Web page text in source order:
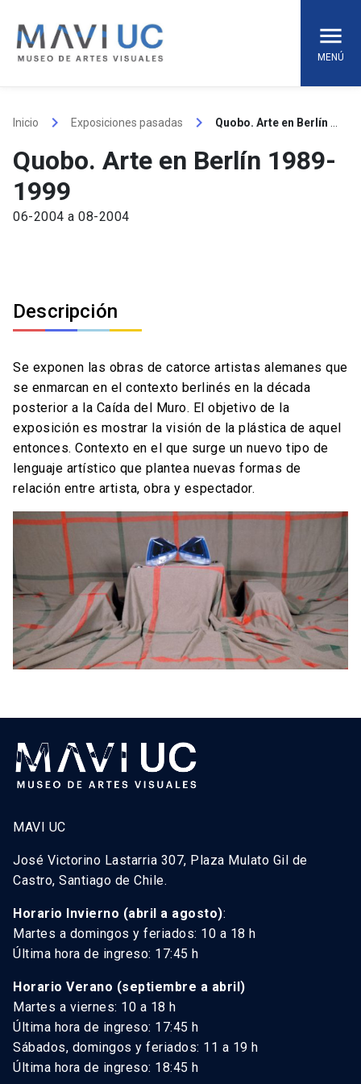
content
MENÚ
Inicio keyboard_arrow_right Exposiciones pasadas keyboard_arrow_right
Quobo. Arte en Berlín 1989-
1999
06-2004 a 08-2004
Descripción
Se exponen las obras de catorce artistas alemanes que
se enmarcan en el contexto berlinés en la década
posterior a la Caída del Muro. El objetivo de la
exposición es mostrar la visión de la plástica de aquel
entonces. Contexto en el que surge un nuevo tipo de
lenguaje artístico que plantea nuevas formas de
relación entre artista, obra y espectador.
MAVI UC
José Victorino Lastarria 307, Plaza Mulato Gil de
Castro, Santiago de Chile.
Horario Invierno (abril a agosto):
Martes a domingos y feriados: 10 a 18 h
Última hora de ingreso: 17:45 h
Horario Verano (septiembre a abril)
Martes a viernes: 10 a 18 h
Última hora de ingreso: 17:45 h
Sábados, domingos y feriados: 11 a 19 h
Última hora de ingreso: 18:45 h